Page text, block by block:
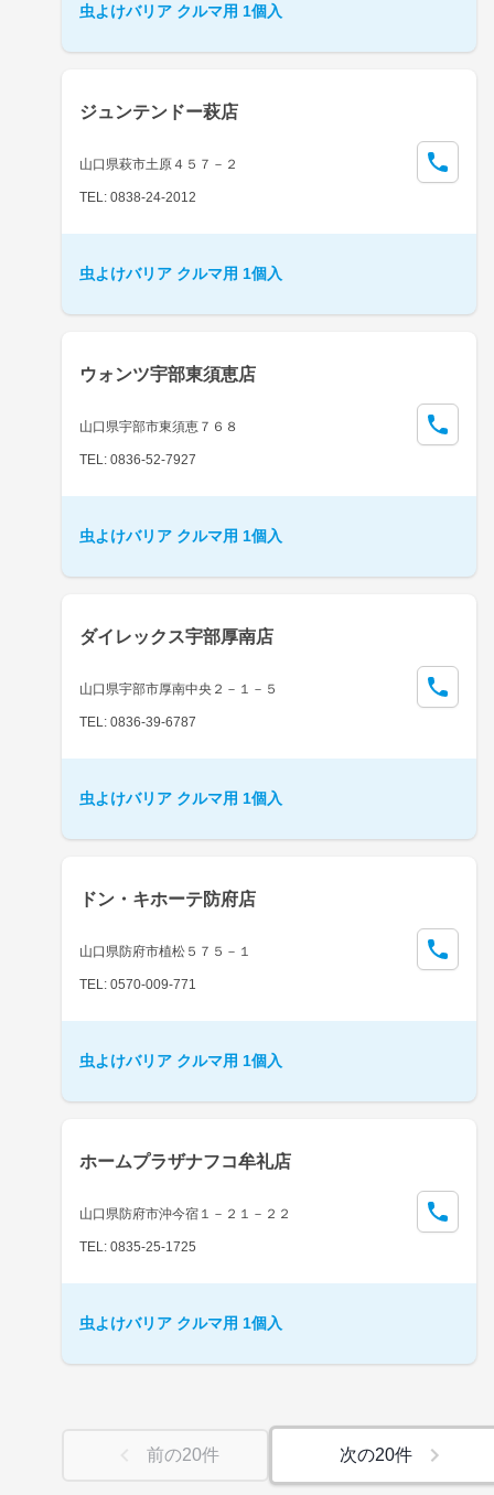
虫よけバリア クルマ用 1個入
ジュンテンドー萩店
山口県萩市土原４５７－２
TEL: 0838-24-2012
虫よけバリア クルマ用 1個入
ウォンツ宇部東須恵店
山口県宇部市東須恵７６８
TEL: 0836-52-7927
虫よけバリア クルマ用 1個入
ダイレックス宇部厚南店
山口県宇部市厚南中央２－１－５
TEL: 0836-39-6787
虫よけバリア クルマ用 1個入
ドン・キホーテ防府店
山口県防府市植松５７５－１
TEL: 0570-009-771
虫よけバリア クルマ用 1個入
ホームプラザナフコ牟礼店
山口県防府市沖今宿１－２１－２２
TEL: 0835-25-1725
虫よけバリア クルマ用 1個入
前の20件 次の20件